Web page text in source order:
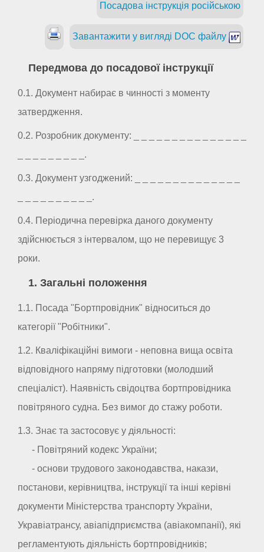
Посадова інструкція російською
Завантажити у вигляді DOC файлу
Передмова до посадової інструкції
0.1. Документ набирає в чинності з моменту
затвердження.
0.2. Розробник документу: _ _ _ _ _ _ _ _ _ _ _ _ _ _ _
_ _ _ _ _ _ _ _ _.
0.3. Документ узгоджений: _ _ _ _ _ _ _ _ _ _ _ _ _ _
_ _ _ _ _ _ _ _ _ _.
0.4. Періодична перевірка даного документу
здійснюється з інтервалом, що не перевищує 3
роки.
1. Загальні положення
1.1. Посада "Бортпровідник" відноситься до
категорії "Робітники".
1.2. Кваліфікаційні вимоги - неповна вища освіта
відповідного напряму підготовки (молодший
спеціаліст). Наявність свідоцтва бортпровідника
повітряного судна. Без вимог до стажу роботи.
1.3. Знає та застосовує у діяльності:
- Повітряний кодекс України;
- основи трудового законодавства, накази,
постанови, керівництва, інструкції та інші керівні
документи Міністерства транспорту України,
Укравіатрансу, авіапідприємства (авіакомпанії), які
регламентують діяльність бортпровідників;